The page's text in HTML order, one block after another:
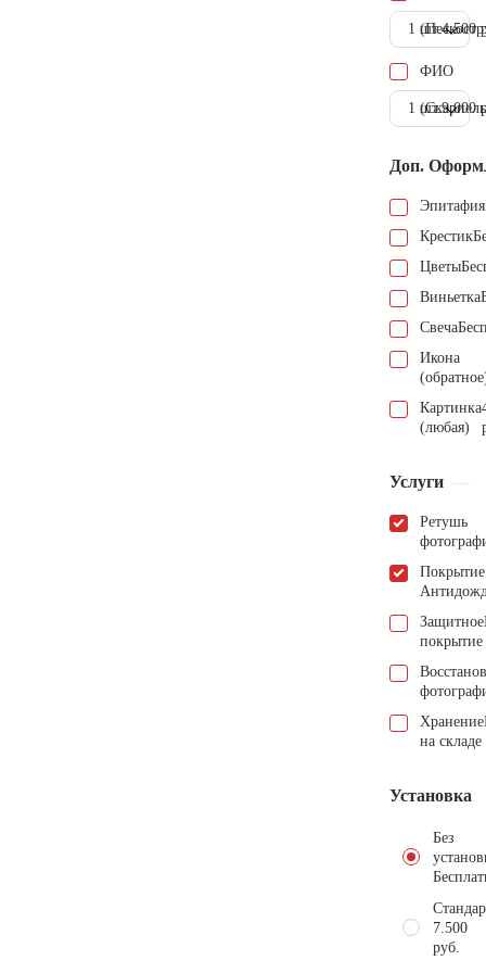
1 шт.4.500
ФИО
1 шт.9.000
Доп.
Эпитафия
Крестик
Цветы
Виньетка
Свеча
Икона
Картинка
(любая)
Услуги
Ретушь
Покрытие
Защитное
покрытие
Хранение
на складе
Установка
Без
7.500
руб.